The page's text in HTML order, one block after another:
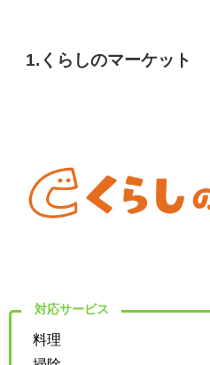
1.くらしのマーケット
対応サービス
料理